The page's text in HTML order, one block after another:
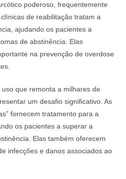
poderoso, frequentemente
de reabilitação tratam a
ajudando os pacientes a
de abstinência. Elas
na prevenção de overdose
que remonta a milhares de
um desafio significativo. As
fornecem tratamento para a
os pacientes a superar a
Elas também oferecem
infecções e danos associados ao